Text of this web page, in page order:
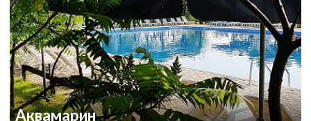
Аквамарин